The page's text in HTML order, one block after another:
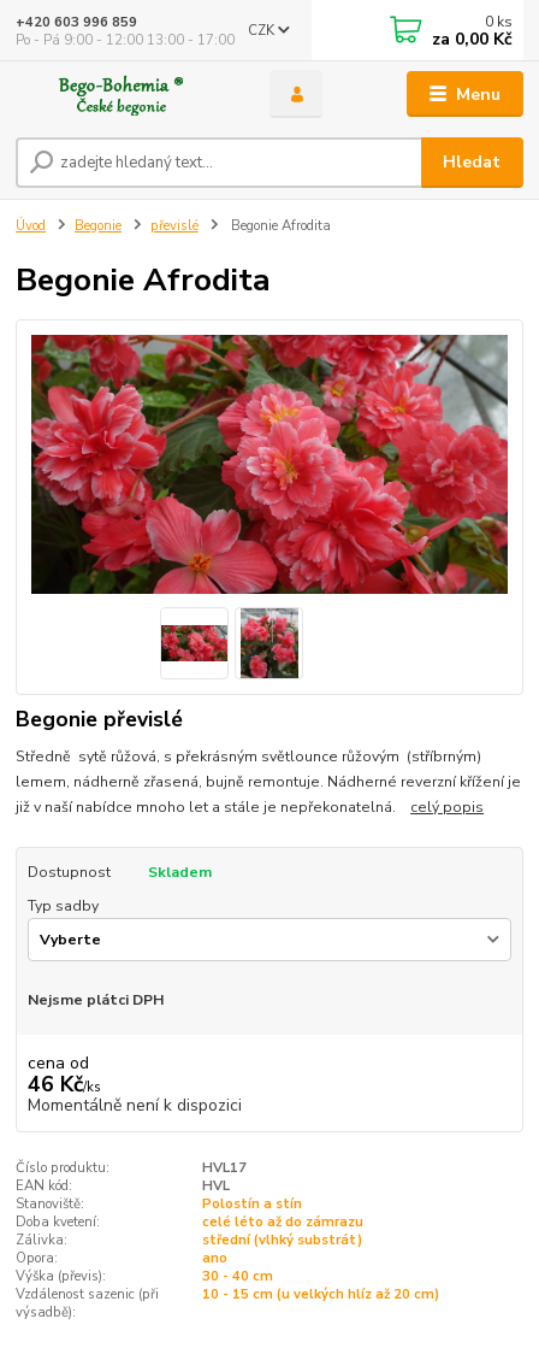
Menu
CZK
Hledat
+420 603 996 859
Po - Pá 9:00 - 12:00 13:00 - 17:00
0 ks
za 0,00 Kč
Úvod Begonie převislé Begonie Afrodita
Begonie Afrodita
Begonie převislé
Středně sytě růžová, s překrásným světlounce růžovým (stříbrným)
lemem, nádherně zřasená, bujně remontuje. Nádherné reverzní křížení je
již v naší nabídce mnoho let a stále je nepřekonatelná. celý popis
Dostupnost
Skladem
Typ sadby
Nejsme plátci DPH
cena od
46 Kč/ks
Momentálně není k dispozici
Číslo produktu:
HVL17
EAN kód:
HVL
Stanoviště:
Polostín a stín
Doba kvetení:
celé léto až do zámrazu
Zálivka:
střední (vlhký substrát)
Opora:
ano
Výška (převis):
30 - 40 cm
Vzdálenost sazenic (při
výsadbě):
10 - 15 cm (u velkých hlíz až 20 cm)